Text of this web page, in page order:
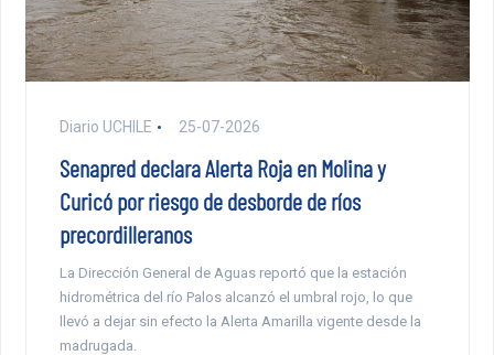
Diario UCHILE 25-07-2026
Senapred declara Alerta Roja en Molina y
Curicó por riesgo de desborde de ríos
precordilleranos
La Dirección General de Aguas reportó que la estación
hidrométrica del río Palos alcanzó el umbral rojo, lo que
llevó a dejar sin efecto la Alerta Amarilla vigente desde la
madrugada.